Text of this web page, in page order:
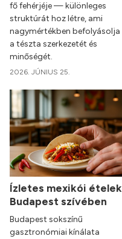
fő fehérjéje — különleges
struktúrát hoz létre, ami
nagymértékben befolyásolja
a tészta szerkezetét és
minőségét.
2026. JÚNIUS 25.
Ízletes mexikói ételek
Budapest szívében
Budapest sokszínű
gasztronómiai kínálata